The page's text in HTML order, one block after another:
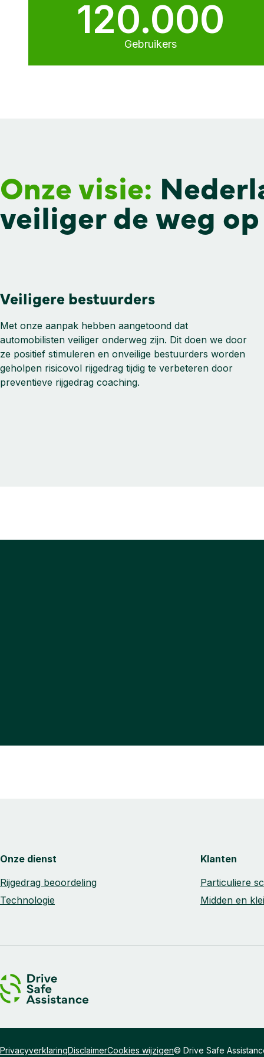
120.000
Gebruikers
Onze visie:
veiliger de weg op
Veiligere bestuurders
Met onze aanpak hebben aangetoond dat
automobilisten veiliger onderweg zijn. Dit doen we door
ze positief stimuleren en onveilige bestuurders worden
geholpen risicovol rijgedrag tijdig te verbeteren door
preventieve rijgedrag coaching.
Onze dienst
Rijgedrag beoordeling
Technologie
Klanten
Particuliere
Midden en
PrivacyverklaringDisclaimerCookies wijzigen© Drive Safe